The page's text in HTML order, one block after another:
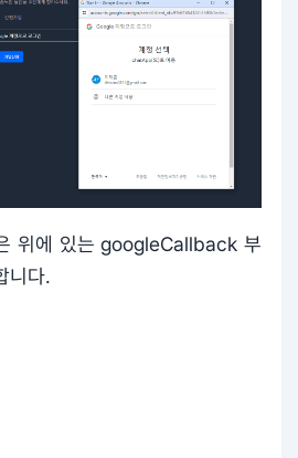
위에 있는 googleCallback 부
니다.